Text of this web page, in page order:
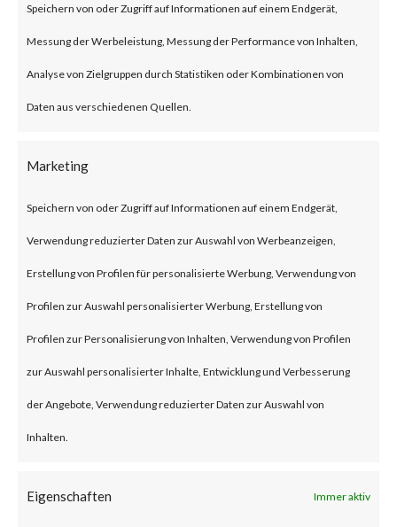
Speichern von oder Zugriff auf Informationen auf einem Endgerät,
Messung der Werbeleistung, Messung der Performance von Inhalten,
Analyse von Zielgruppen durch Statistiken oder Kombinationen von
Daten aus verschiedenen Quellen.
Marketing
Speichern von oder Zugriff auf Informationen auf einem Endgerät,
Verwendung reduzierter Daten zur Auswahl von Werbeanzeigen,
Erstellung von Profilen für personalisierte Werbung, Verwendung von
Profilen zur Auswahl personalisierter Werbung, Erstellung von
Profilen zur Personalisierung von Inhalten, Verwendung von Profilen
zur Auswahl personalisierter Inhalte, Entwicklung und Verbesserung
der Angebote, Verwendung reduzierter Daten zur Auswahl von
Inhalten.
Eigenschaften Immer aktiv
designed to provide secure and
optimized remote access.
What is the Attack?
According to the advisory
To be vulnerable, those products
gateway or as an